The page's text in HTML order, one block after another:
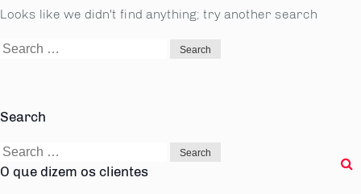
Looks like we didn't find anything; try another search
Search
Search
Search
for:
O que dizem os clientes